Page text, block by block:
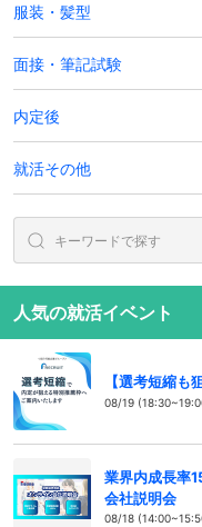
服装・髪型
面接・筆記試験
内定後
就活その他
人気の就活イベント
【選考短縮も
08/19
業界内成長率
会社説明会
08/18